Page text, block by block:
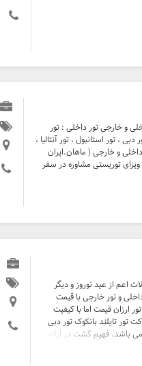
و خارجی تور داخلی : تور
تور استانبول ، تور آنتالیا ،
داخلی و خارجی ( ماهان.ایران
توریستی مشاوره در سفر
اعم از عید نوروز و دیگر
و تور خارجی با قیمت
قیمت اما با کیفیت
تور تایلند بانکوک تور دبی
باشد. فهیم گشت در ارائه